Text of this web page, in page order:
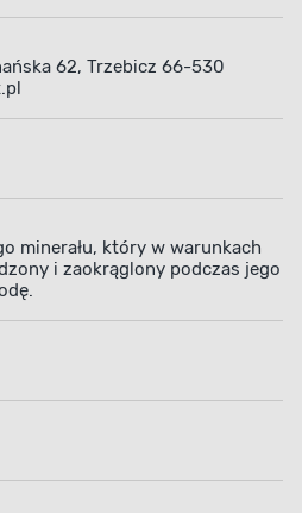
62, Trzebicz 66-530
minerału, który w warunkach
i zaokrąglony podczas jego